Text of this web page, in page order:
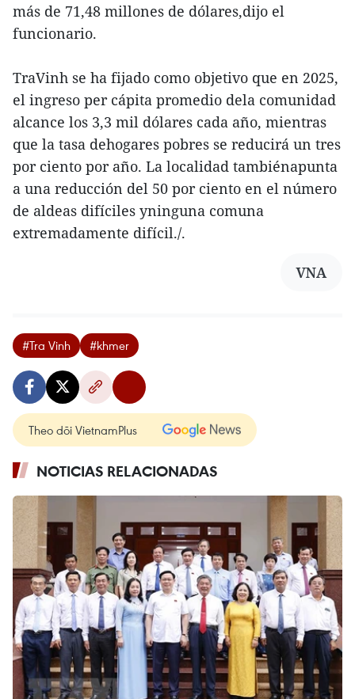
más de 71,48 millones de dólares,dijo el
funcionario.
TraVinh se ha fijado como objetivo que en 2025,
el ingreso per cápita promedio dela comunidad
alcance los 3,3 mil dólares cada año, mientras
que la tasa dehogares pobres se reducirá un tres
por ciento por año. La localidad tambiénapunta
a una reducción del 50 por ciento en el número
de aldeas difíciles yninguna comuna
extremadamente difícil./.
VNA
#Tra Vinh #khmer
Theo dõi VietnamPlus
NOTICIAS RELACIONADAS